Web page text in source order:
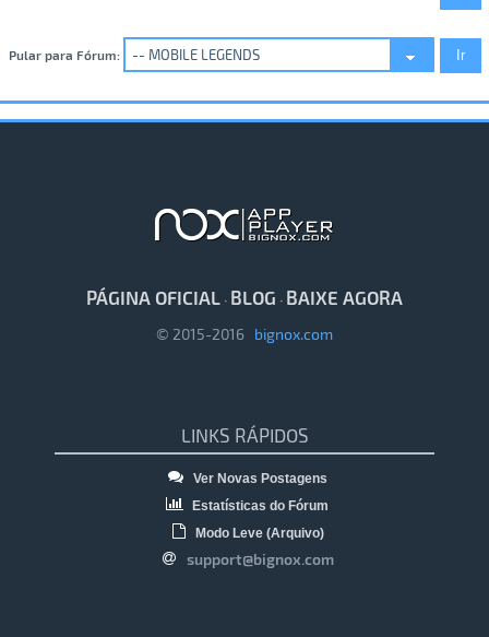
Pular para Fórum:
PÁGINA OFICIAL · BLOG · BAIXE AGORA
© 2015-2016 bignox.com
LINKS RÁPIDOS
Ver Novas Postagens
Estatísticas do Fórum
Modo Leve (Arquivo)
support@bignox.com